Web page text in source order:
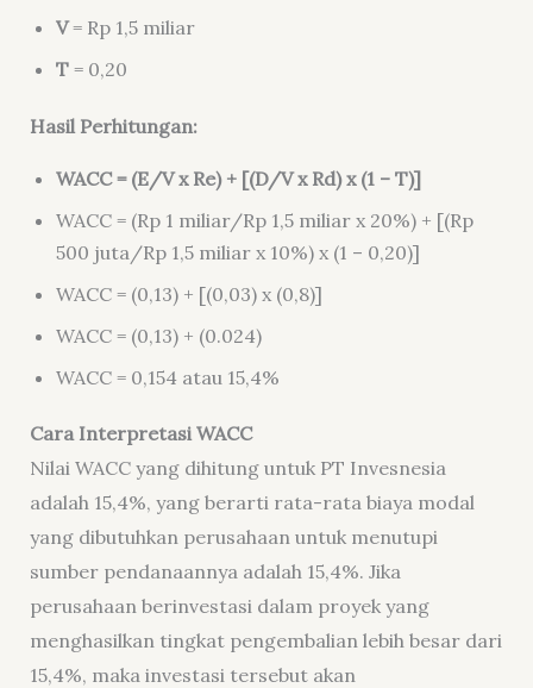
V= Rp 1,5 miliar
T= 0,20
Hasil Perhitungan:
WACC = (E/V x Re) + [(D/V x Rd) x (1 – T)]
WACC = (Rp 1 miliar/Rp 1,5 miliar x 20%) + [(Rp
500 juta/Rp 1,5 miliar x 10%) x (1 – 0,20)]
WACC = (0,13) + [(0,03) x (0,8)]
WACC = (0,13) + (0.024)
WACC = 0,154 atau 15,4%
Cara Interpretasi WACC
Nilai WACC yang dihitung untuk PT Invesnesia
adalah 15,4%, yang berarti rata-rata biaya modal
yang dibutuhkan perusahaan untuk menutupi
sumber pendanaannya adalah 15,4%. Jika
perusahaan berinvestasi dalam proyek yang
menghasilkan tingkat pengembalian lebih besar dari
15,4%, maka investasi tersebut akan